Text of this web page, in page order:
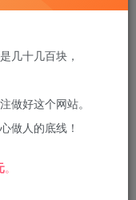
几十几百块，
做好这个网站。
做人的底线！
。